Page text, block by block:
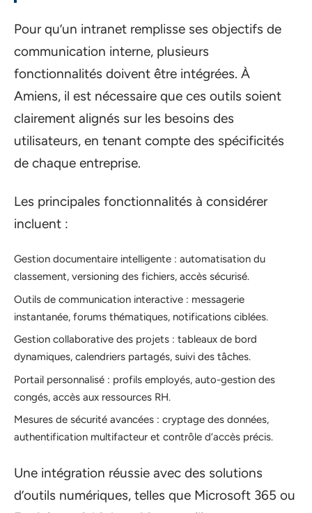
Pour qu’un intranet remplisse ses objectifs de
communication interne, plusieurs
fonctionnalités doivent être intégrées. À
Amiens, il est nécessaire que ces outils soient
clairement alignés sur les besoins des
utilisateurs, en tenant compte des spécificités
de chaque entreprise.
Les principales fonctionnalités à considérer
incluent :
Gestion documentaire intelligente : automatisation du
classement, versioning des fichiers, accès sécurisé.
Outils de communication interactive : messagerie
instantanée, forums thématiques, notifications ciblées.
Gestion collaborative des projets : tableaux de bord
dynamiques, calendriers partagés, suivi des tâches.
Portail personnalisé : profils employés, auto-gestion des
congés, accès aux ressources RH.
Mesures de sécurité avancées : cryptage des données,
authentification multifacteur et contrôle d’accès précis.
Une intégration réussie avec des solutions
d’outils numériques, telles que Microsoft 365 ou